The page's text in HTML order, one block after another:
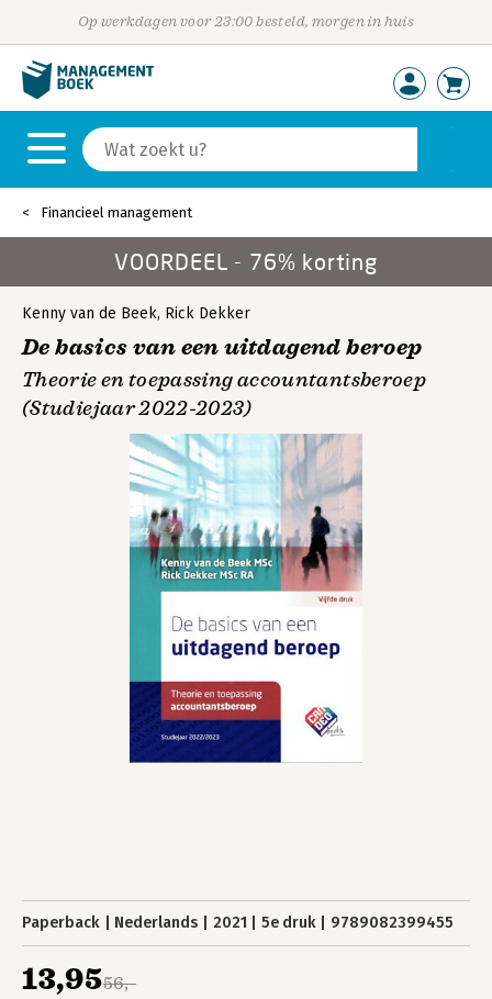
Op werkdagen voor 23:00 besteld, morgen in huis
Financieel management
VOORDEEL - 76% korting
Kenny van de Beek, Rick Dekker
De basics van een uitdagend beroep
Theorie en toepassing accountantsberoep
(Studiejaar 2022-2023)
Paperback Nederlands 2021 5e druk 9789082399455
56,-
13,95